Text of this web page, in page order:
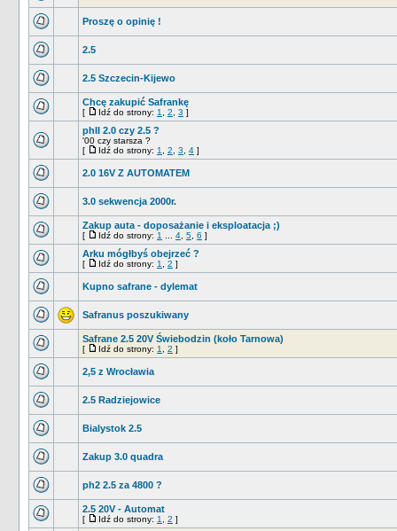
Proszę o opinię !
2.5
2.5 Szczecin-Kijewo
Chcę zakupić Safrankę
[ Idź do strony: 1 2 3 ]
phII 2.0 czy 2.5 ?
'00 czy starsza ?
[
Idź do strony: 1 2 3 4 ]
2.0 16V Z AUTOMATEM
3.0 sekwencja 2000r.
Zakup auta - doposażanie i eksploatacja ;)
[ Idź do strony: 1 4 5 6 ]
Arku mógłbyś obejrzeć ?
[ Idź do strony: 1 2 ]
Kupno safrane - dylemat
Safranus poszukiwany
Safrane 2.5 20V Świebodzin (koło Tarnowa)
[ Idź do strony: 1 2 ]
2,5 z Wrocławia
2.5 Radziejowice
Bialystok 2.5
Zakup 3.0 quadra
ph2 2.5 za 4800 ?
2.5 20V - Automat
[ Idź do strony: 1 2 ]